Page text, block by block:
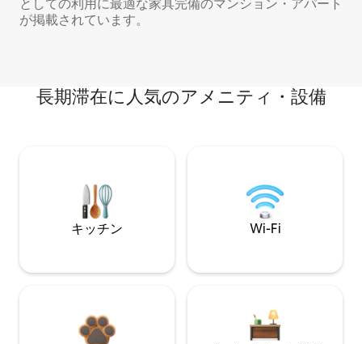
としての利用に最適な家具完備のマンション・アパート
が掲載されています。
長期滞在に人気のアメニティ・設備
キッチン Wi-Fi